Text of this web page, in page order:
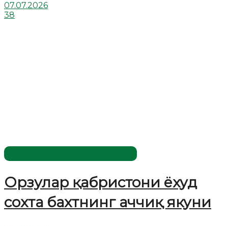
07.07.2026
38
Орзулар қабристони ёхуд
сохта бахтнинг аччиқ якуни